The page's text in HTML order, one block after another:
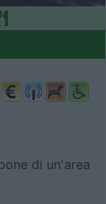
di un'area